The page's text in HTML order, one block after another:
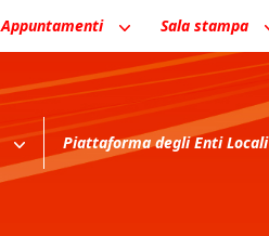
Appuntamenti Sala stampa
Piattaforma degli Enti Locali